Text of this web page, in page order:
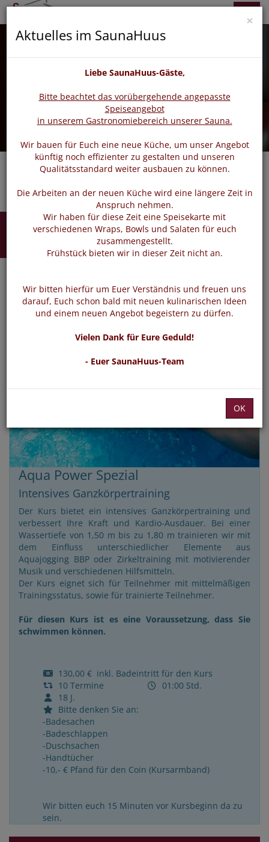
zurück
Buchen
Aqua Power Spezial
Intensives Ganzkörpertraining
Der Kurs bietet ein intensives Ganzkörpertraining und
verbessert Ihre Kraft und Kardio-Ausdauer. Bei einer
Wassertiefe von 1,50 m bis zu 1,80 m trainieren wir mit
dem Einfluss unterschiedlicher Elemente aus
Aquajogging BBP oder Zirkeltraining mit motivierender
Musik und verschiedenen Hilfsmitteln.
Der Kurs eignet sich für Teilnehmer mit mittelmäßigen
Trainingsstatus, sowie für trainierte Teilnehmer.
Für diesen Kurs ist es eine Voraussetzung, dass Sie
schwimmen können.
130,00 € inkl. Badeintritt für den Kurs
10 Termine
01:00 Std.
18 J.
Bitte denken Sie an:
-Badesachen
-Badeschlappen
-Duschsachen
-Handtücher
-10,- € Pfand für den Coin (Kursarmband)
Wir bitten euch 15 Minuten vor Kursbeginn da zu
sein.
×
Aktuelles im SaunaHuus
Liebe SaunaHuus-Gäste,
Bitte beachtet das vorübergehende angepasste
Speiseangebot
in unserem Gastronomiebereich unserer Sauna.
Wir bauen für Euch eine neue Küche, um unser Angebot
künftig noch effizienter zu gestalten und unseren
Qualitätsstandard weiter ausbauen zu können.
Die Arbeiten an der neuen Küche wird eine längere Zeit in
Anspruch nehmen.
Wir haben für diese Zeit eine Speisekarte mit
verschiedenen Wraps, Bowls und Salaten für euch
zusammengestellt.
Frühstück bieten wir in dieser Zeit nicht an.
Wir bitten hierfür um Euer Verständnis und freuen uns
darauf, Euch schon bald mit neuen kulinarischen Ideen
und einem neuen Angebot begeistern zu dürfen.
Vielen Dank für Eure Geduld!
- Euer SaunaHuus-Team
OK